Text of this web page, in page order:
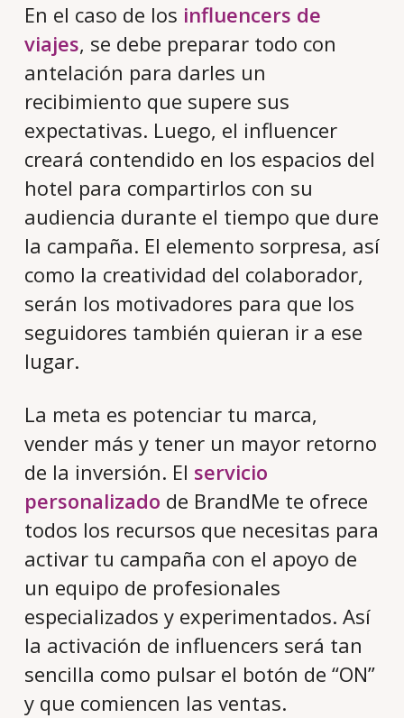
En el caso de los influencers de
viajes, se debe preparar todo con
antelación para darles un
recibimiento que supere sus
expectativas. Luego, el influencer
creará contendido en los espacios del
hotel para compartirlos con su
audiencia durante el tiempo que dure
la campaña. El elemento sorpresa, así
como la creatividad del colaborador,
serán los motivadores para que los
seguidores también quieran ir a ese
lugar.
La meta es potenciar tu marca,
vender más y tener un mayor retorno
de la inversión. El servicio
personalizado de BrandMe te ofrece
todos los recursos que necesitas para
activar tu campaña con el apoyo de
un equipo de profesionales
especializados y experimentados. Así
la activación de influencers será tan
sencilla como pulsar el botón de “ON”
y que comiencen las ventas.